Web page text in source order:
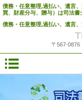
債務・任意整理,過払い、遺言
買、財産分与、贈与）は司法書
債務・任意整理,過払い、遺言
〒567-